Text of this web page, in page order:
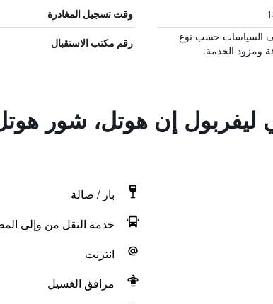
وقت تسجيل المغادرة
السياسات حسب نوع
ومزود الخدمة.
رقم مكتب الاستقبال
ليفربول إن هوتل، شور
بار / صالة
خدمة النقل من وإلى
انترنت
مرافق الغسيل